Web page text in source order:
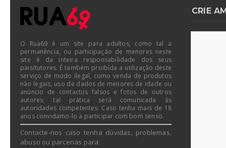
O Rua69 é um site para adultos, como tal a
permanência, ou participação de menores neste
site é da inteira responsabilidade dos seus
pais/tutores. É também proibída a utilização deste
serviço de modo ilegal, como venda de produtos
não legais, uso de dados de menores de idade ou
anúncio de contactos falsos e fotos de outros
autores; tal prática será comunicada às
autoridades competentes. Caso tenha mais de 18
anos convidamo-lo a participar com bom senso.
Contacte-nos caso tenha dúvidas, problemas,
abuso ou parcerias para:
CRIE